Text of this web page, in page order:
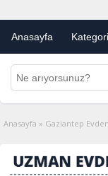
Anasayfa
Anasayfa » Gaziantep